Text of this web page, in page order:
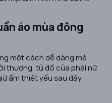
áo mùa đông
một cách dễ dàng mà
thượng, tủ đồ của phái nữ
ấm thiết yếu sau đây: